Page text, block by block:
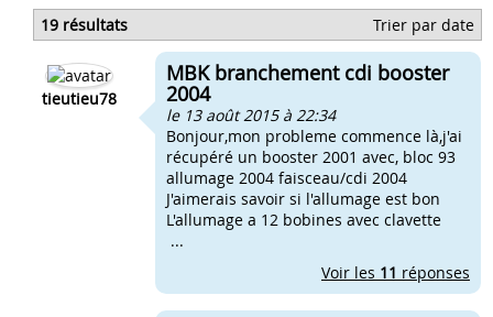
Branchement boitier cdi booster
Branchement carbu origine booster
Branchement feu arriere booster
Branchement phare booster
19 résultats Trier par date
tieutieu78
MBK branchement cdi booster
2004
le 13 août 2015 à 22:34
Bonjour,mon probleme commence là,j'ai
récupéré un booster 2001 avec, bloc 93
allumage 2004 faisceau/cdi 2004
J'aimerais savoir si l'allumage est bon
L'allumage a 12 bobines avec clavette
...
Voir les 11 réponses